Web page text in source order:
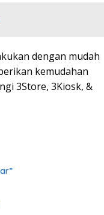
dengan mudah
kemudahan
3Store, 3Kiosk, &